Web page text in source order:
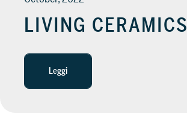
LIVING CERAMICS
Leggi